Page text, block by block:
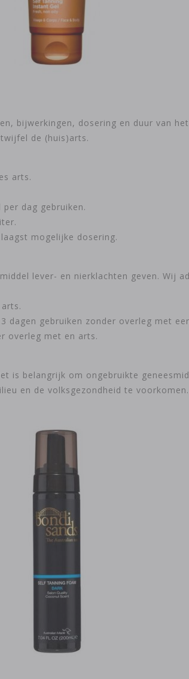
bijwerkingen, dosering en duur van
de (huis)arts.
arts.
dag gebruiken.
mogelijke dosering.
lever- en nierklachten geven. Wij
gebruiken zonder overleg met
overleg met en arts.
is belangrijk om ongebruikte
en de volksgezondheid te